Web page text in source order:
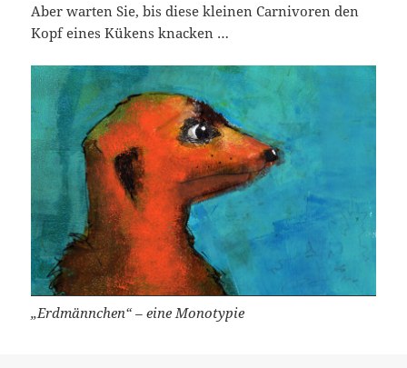
Aber warten Sie, bis diese kleinen Carnivoren den
Kopf eines Kükens knacken …
„Erdmännchen“ – eine Monotypie